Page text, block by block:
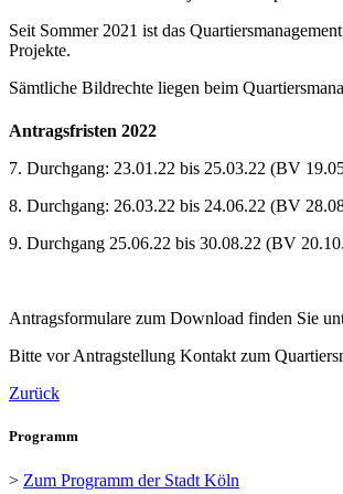
Seit Sommer 2021 ist das
Projekte.
Sämtliche Bildrechte liegen beim
Antragsfristen 2022
7. Durchgang: 23.01.22 bis 25.03.22 (BV
8. Durchgang: 26.03.22 bis 24.06.22 (BV
9. Durchgang 25.06.22 bis 30.08.22 (BV
Antragsformulare zum Download finden Sie
Bitte vor Antragstellung Kontakt zum
Zurück
Programm
> Zum Programm der Stadt Köln